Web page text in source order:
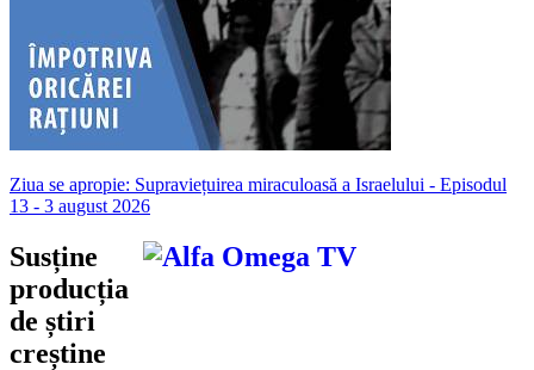
Ziua se apropie: Supraviețuirea miraculoasă a Israelului - Episodul
13 - 3 august 2026
Susține
producția
de știri
creștine